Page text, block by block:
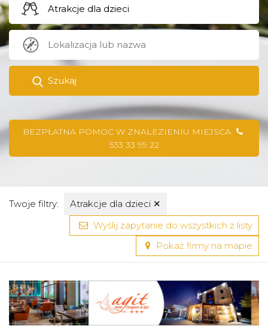
Szukaj
BEZPŁATNA POMOC W ZNALEZIENIU MIEJSCA
533 33 99 22
Twoje filtry: Atrakcje dla dzieci ✕
Wyślij zapytanie do wszystkich z listy
Pokaż firmy na mapie